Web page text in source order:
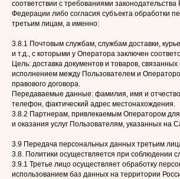
соответствии с требованиями законодательства
Федерации либо согласия субъекта обработки
третьим лицам, а именно:
3.8.1 Почтовым службам, службам доставки,
и т.д., с которыми у Оператора заключен
Цель: доставка документов и товаров,
исполнением между Пользователем и
правового договора.
Передаваемые данные: фамилия, имя и
телефон, фактический адрес местонахождения.
3.8.2 Партнерам, привлекаемым Оператором
и оказания услуг Пользователям, указанных на
3.9 Передача персональных данных третьим
3.8. Политики осуществляется при соблюдении
3.9.1 Третье лицо осуществляет обработку
использованием баз данных на территории